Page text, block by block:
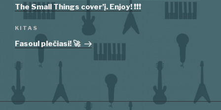
The Small Things cover’į. Enjoy! ❗❗❗
Kitas
įrašas
KITAS
Fasoul plečiasi! 🚀